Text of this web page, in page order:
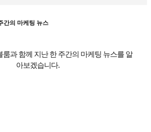
간의 마케팅 뉴스
룸과 함께 지난 한 주간의 마케팅 뉴스를 알
아보겠습니다.